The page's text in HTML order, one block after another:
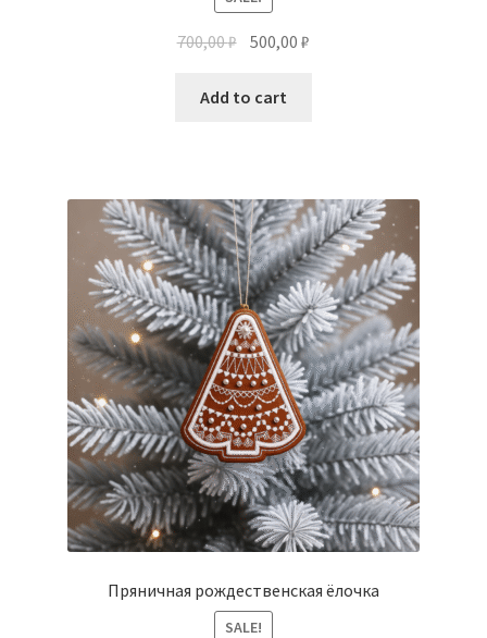
700,00₽ 500,00₽
Add to cart
Пряничная рождественская ёлочка
SALE!